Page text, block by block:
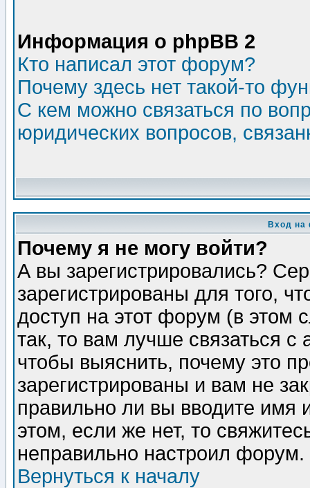
Информация о phpBB 2
Кто написал этот форум?
Почему здесь нет такой-то
С кем можно связаться по
юридических вопросов,
Вход на
Почему я не могу войти?
А вы зарегистрировались?
зарегистрированы для того,
доступ на этот форум (в этом
так, то вам лучше связаться
чтобы выяснить, почему это
зарегистрированы и вам не
правильно ли вы вводите
этом, если же нет, то
неправильно настроил форум.
Вернуться к началу